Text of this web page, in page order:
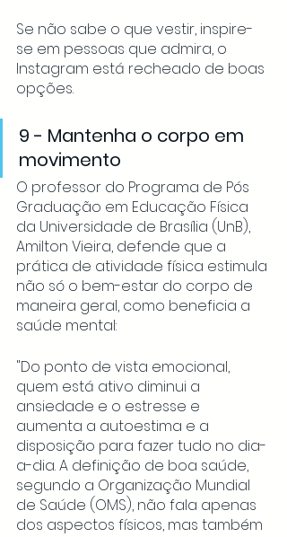
Se não sabe o que vestir, inspire-
se em pessoas que admira, o
Instagram está recheado de boas
opções.
9 - Mantenha o corpo em
movimento
O professor do Programa de Pós
Graduação em Educação Física
da Universidade de Brasília (UnB),
Amilton Vieira, defende que a
prática de atividade física estimula
não só o bem-estar do corpo de
maneira geral, como beneficia a
saúde mental:
"Do ponto de vista emocional,
quem está ativo diminui a
ansiedade e o estresse e
aumenta a autoestima e a
disposição para fazer tudo no dia-
a-dia. A definição de boa saúde,
segundo a Organização Mundial
de Saúde (OMS), não fala apenas
dos aspectos físicos, mas também